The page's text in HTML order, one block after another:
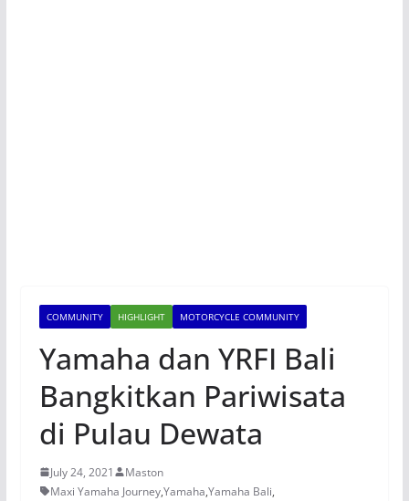
COMMUNITY HIGHLIGHT MOTORCYCLE COMMUNITY
Yamaha dan YRFI Bali
Bangkitkan Pariwisata
di Pulau Dewata
July 24, 2021
Maston
Maxi Yamaha Journey,Yamaha,Yamaha Bali,